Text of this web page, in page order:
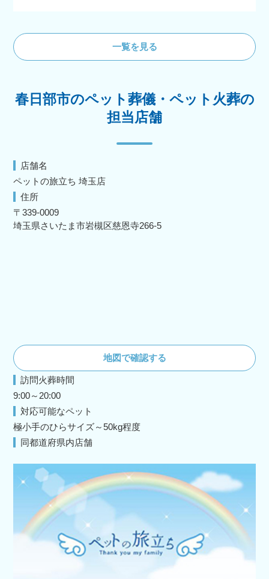
一覧を見る
春日部市のペット葬儀・ペット火葬の
担当店舗
店舗名
ペットの旅立ち 埼玉店
住所
〒339-0009
埼玉県さいたま市岩槻区慈恩寺266-5
地図で確認する
訪問火葬時間
9:00～20:00
対応可能なペット
極小手のひらサイズ～50kg程度
同都道府県内店舗